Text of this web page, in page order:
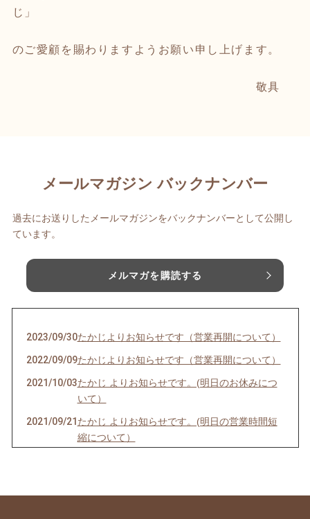
じ」
のご愛顧を賜わりますようお願い申し上げます。
敬具
メールマガジン バックナンバー
過去にお送りしたメールマガジンをバックナンバーとして公開し
ています。
メルマガを購読する
2023/09/30たかじよりお知らせです（営業再開について）
2022/09/09たかじよりお知らせです（営業再開について）
2021/10/03たかじ よりお知らせです。(明日のお休みにつ
いて）
2021/09/21 たかじ よりお知らせです。(明日の営業時間短
縮について）
2021/07/19たかじ よりお知らせです。(明日のお休みにつ